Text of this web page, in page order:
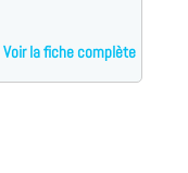
Voir la fiche complète